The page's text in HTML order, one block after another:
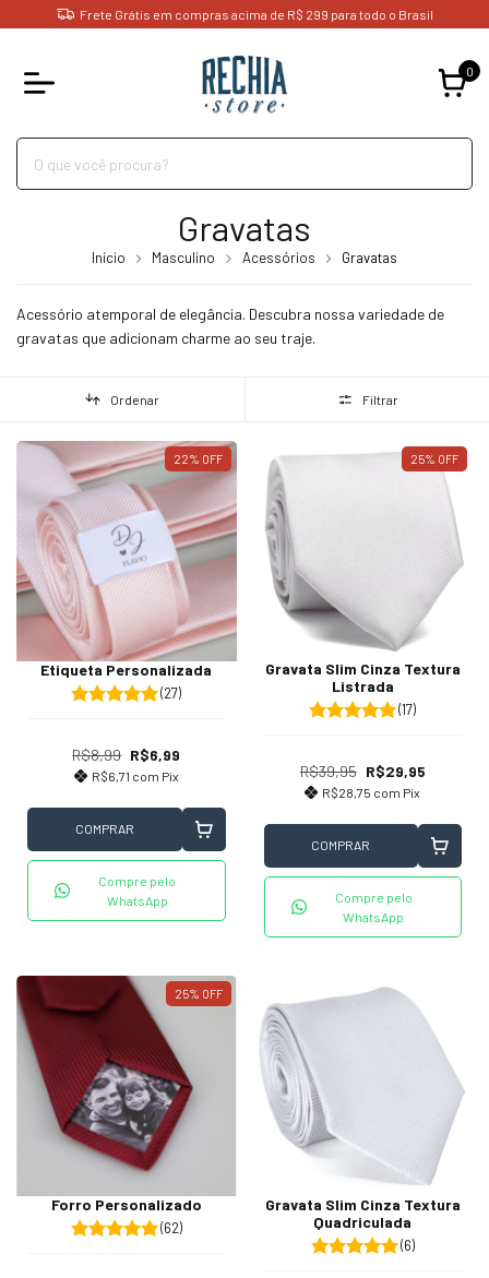
Frete Grátis em compras acima de R$ 299 para todo o Brasil
0
Gravatas
Início Masculino Acessórios Gravatas
Acessório atemporal de elegância. Descubra nossa variedade de
gravatas que adicionam charme ao seu traje.
Ordenar Filtrar
22% OFF
Etiqueta Personalizada
(27)
R$8,99 R$6,99
R$6,71 com Pix
COMPRAR
Compre pelo
WhatsApp
25% OFF
Gravata Slim Cinza Textura
Listrada
(17)
R$39,95 R$29,95
R$28,75 com Pix
COMPRAR
Compre pelo
WhatsApp
25% OFF
Forro Personalizado
(62)
Gravata Slim Cinza Textura
Quadriculada
(6)